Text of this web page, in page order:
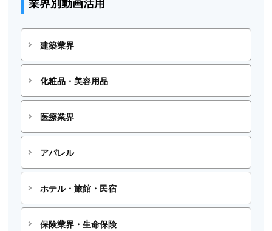
業界別動画活用
建築業界
化粧品・美容用品
医療業界
アパレル
ホテル・旅館・民宿
保険業界・生命保険